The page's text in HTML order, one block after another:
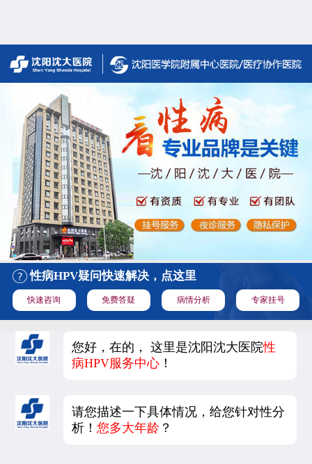
性病HPV疑问快速解决，点这里
快速咨询 免费答疑 病情分析 专家挂号
您好，在的， 这里是沈阳沈大医院性
病HPV服务中心 ！
请您描述一下具体情况，给您针对性分
析！您多大年龄 ？